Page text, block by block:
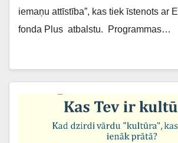
iemaņu attīstība”, kas tiek īstenots ar
fonda Plus atbalstu. Programmas…